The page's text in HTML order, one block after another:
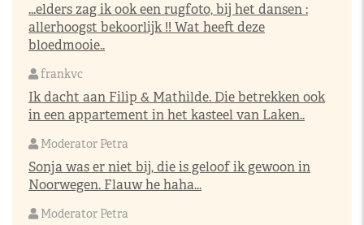
...elders zag ik ook een rugfoto, bij het dansen :
allerhoogst bekoorlijk !! Wat heeft deze
bloedmooie..
frankvc
Ik dacht aan Filip & Mathilde. Die betrekken ook
in een appartement in het kasteel van Laken..
Moderator Petra
Sonja was er niet bij, die is geloof ik gewoon in
Noorwegen. Flauw he haha...
Moderator Petra